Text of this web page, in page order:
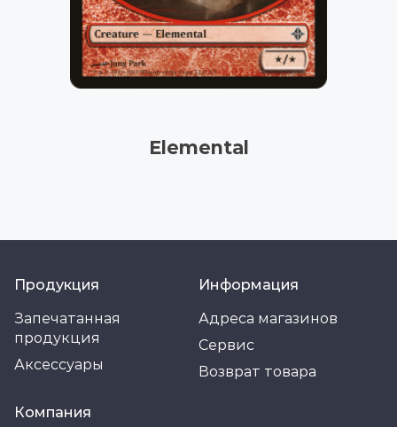
Elemental
Продукция
Запечатанная
продукция
Аксессуары
Информация
Адреса магазинов
Сервис
Возврат товара
Компания